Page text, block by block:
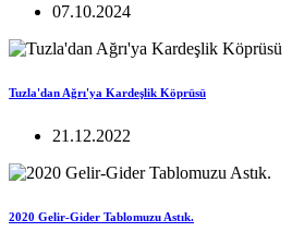
07.10.2024
Tuzla'dan Ağrı'ya Kardeşlik Köprüsü
21.12.2022
2020 Gelir-Gider Tablomuzu Astık.